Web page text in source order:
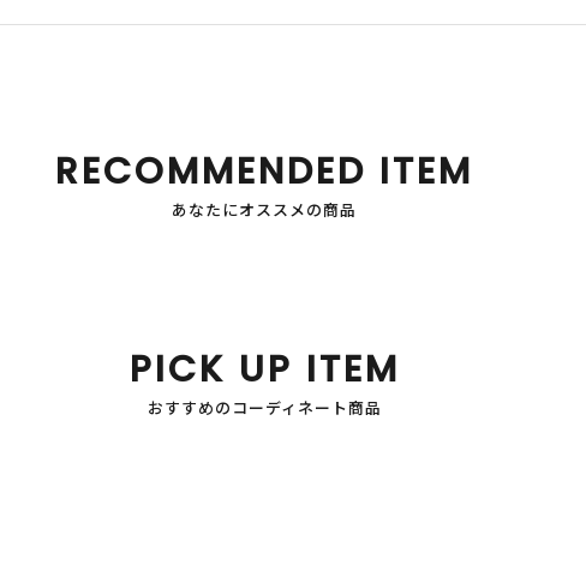
RECOMMENDED ITEM
あなたにオススメの商品
PICK UP ITEM
おすすめのコーディネート商品